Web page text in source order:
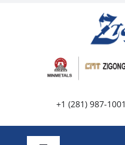
+1 (281) 987-1001